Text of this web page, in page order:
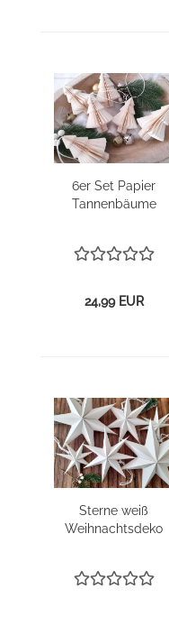
6er Set Pa­pier
Tan­nen­bäu­me
24,99 EUR
Ster­ne weiß
Weih­nachts­de­ko